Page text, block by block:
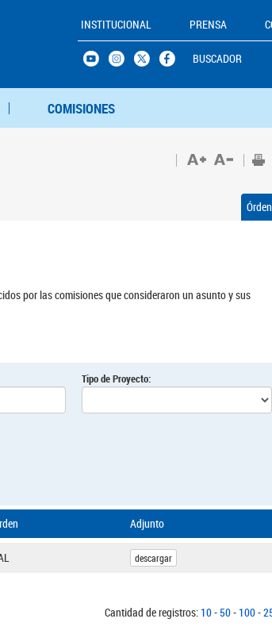
INSTITUCIONAL PRENSA
BUSCADOR
COMISIONES
por las comisiones que consideraron un asunto y sus
Tipo de Proyecto:
Adjunto
descargar
Cantidad de registros: 10- 50- 100-